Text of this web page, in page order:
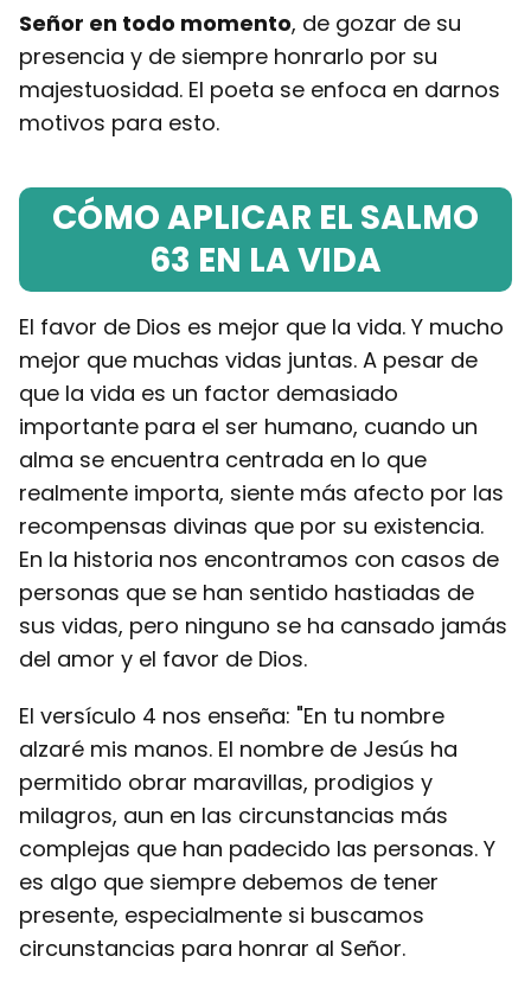
Señor en todo momento, de gozar de su
presencia y de siempre honrarlo por su
majestuosidad. El poeta se enfoca en darnos
motivos para esto.
CÓMO APLICAR EL SALMO
63 EN LA VIDA
El favor de Dios es mejor que la vida. Y mucho
mejor que muchas vidas juntas. A pesar de
que la vida es un factor demasiado
importante para el ser humano, cuando un
alma se encuentra centrada en lo que
realmente importa, siente más afecto por las
recompensas divinas que por su existencia.
En la historia nos encontramos con casos de
personas que se han sentido hastiadas de
sus vidas, pero ninguno se ha cansado jamás
del amor y el favor de Dios.
El versículo 4 nos enseña: "En tu nombre
alzaré mis manos. El nombre de Jesús ha
permitido obrar maravillas, prodigios y
milagros, aun en las circunstancias más
complejas que han padecido las personas. Y
es algo que siempre debemos de tener
presente, especialmente si buscamos
circunstancias para honrar al Señor.